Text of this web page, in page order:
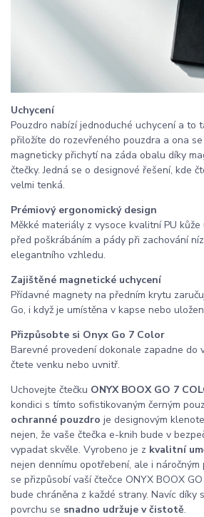
Uchycení
Pouzdro nabízí jednoduché uchycení a to
přiložíte do rozevřeného pouzdra a ona
magneticky přichytí na záda obalu díky
čtečky. Jedná se o designové řešení, kde
velmi tenká.
Prémiový ergonomický design
Měkké materiály z vysoce kvalitní PU
před poškrábáním a pády při zachování
elegantního vzhledu.
Zajištěné magnetické uchycení
Přídavné magnety na předním krytu
Go, i když je umístěna v kapse nebo
Přizpůsobte si Onyx Go 7 Color
Barevné provedení dokonale zapadne do
čtete venku nebo uvnitř.
Uchovejte čtečku ONYX BOOX GO 7
kondici s tímto sofistikovaným černým
ochranné pouzdro je designovým
nejen, že vaše čtečka e-knih bude v
vypadat skvěle. Vyrobeno je z kvalitní
nejen dennímu opotřebení, ale i náročným
se přizpůsobí vaší čtečce ONYX BOOX
bude chráněna z každé strany. Navíc díky
povrchu se snadno udržuje v čistotě.